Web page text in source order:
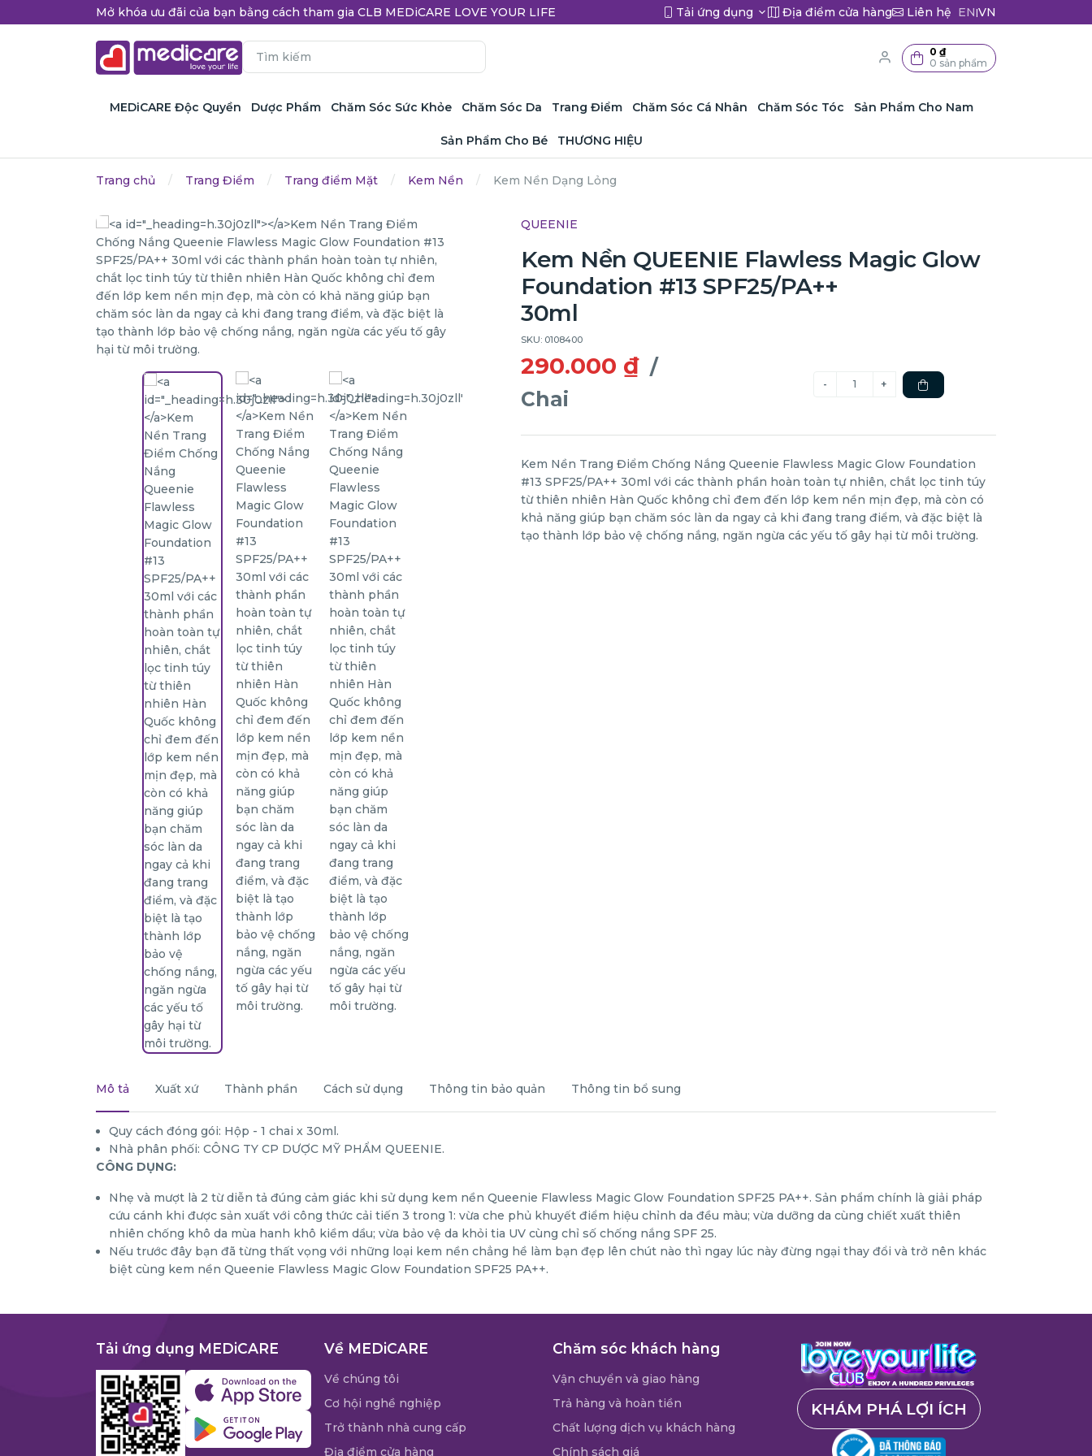
Mở khóa ưu đãi của bạn bằng cách tham gia CLB MEDiCARE LOVE YOUR LIFE Tải ứng dụng Địa điểm cửa hàng Liên hệ EN|VN
0 ₫
0 sản phẩm
MEDiCARE Độc Quyền Dược Phẩm Chăm Sóc Sức Khỏe Chăm Sóc Da Trang Điểm Chăm Sóc Cá Nhân Chăm Sóc Tóc Sản Phẩm Cho Nam
Sản Phẩm Cho Bé THƯƠNG HIỆU
Trang chủ Trang Điểm Trang điểm Mặt Kem Nền Kem Nền Dạng Lỏng
QUEENIE
Kem Nền QUEENIE Flawless Magic Glow
Foundation #13 SPF25/PA++
30ml
SKU: 0108400
290.000 ₫ /
Chai
Kem Nền Trang Điểm Chống Nắng Queenie Flawless Magic Glow Foundation
#13 SPF25/PA++ 30ml với các thành phần hoàn toàn tự nhiên, chắt lọc tinh túy
từ thiên nhiên Hàn Quốc không chỉ đem đến lớp kem nền mịn đẹp, mà còn có
khả năng giúp bạn chăm sóc làn da ngay cả khi đang trang điểm, và đặc biệt là
tạo thành lớp bảo vệ chống nắng, ngăn ngừa các yếu tố gây hại từ môi trường.
Mô tả Xuất xứ Thành phần Cách sử dụng Thông tin bảo quản Thông tin bổ sung
Quy cách đóng gói: Hộp - 1 chai x 30ml.
Nhà phân phối: CÔNG TY CP DƯỢC MỸ PHẨM QUEENIE.
CÔNG DỤNG:
Nhẹ và mượt là 2 từ diễn tả đúng cảm giác khi sử dụng kem nền Queenie Flawless Magic Glow Foundation SPF25 PA++. Sản phẩm chính là giải pháp
cứu cánh khi được sản xuất với công thức cải tiến 3 trong 1: vừa che phủ khuyết điểm hiệu chỉnh da đều màu; vừa dưỡng da cùng chiết xuất thiên
nhiên chống khô da mùa hanh khô kiềm dầu; vừa bảo vệ da khỏi tia UV cùng chỉ số chống nắng SPF 25.
Nếu trước đây bạn đã từng thất vọng với những loại kem nền chẳng hề làm bạn đẹp lên chút nào thì ngay lúc này đừng ngại thay đổi và trở nên khác
biệt cùng kem nền Queenie Flawless Magic Glow Foundation SPF25 PA++.
Tải ứng dụng MEDiCARE Về MEDiCARE
Về chúng tôi
Cơ hội nghề nghiệp
Trở thành nhà cung cấp
Địa điểm cửa hàng
Chăm sóc khách hàng
Vận chuyển và giao hàng
Trả hàng và hoàn tiền
Chất lượng dịch vụ khách hàng
Chính sách giá
KHÁM PHÁ LỢI ÍCH